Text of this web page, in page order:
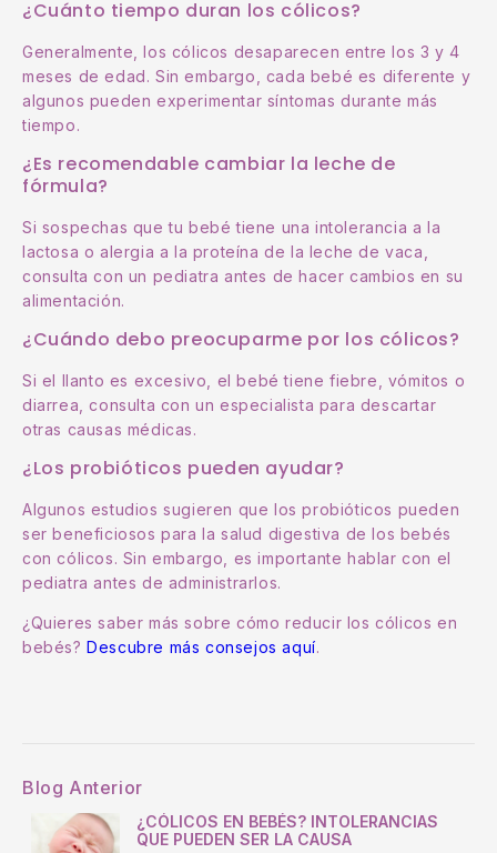
¿Cuánto tiempo duran los cólicos?
Generalmente, los cólicos desaparecen entre los 3 y 4
meses de edad. Sin embargo, cada bebé es diferente y
algunos pueden experimentar síntomas durante más
tiempo.
¿Es recomendable cambiar la leche de
fórmula?
Si sospechas que tu bebé tiene una intolerancia a la
lactosa o alergia a la proteína de la leche de vaca,
consulta con un pediatra antes de hacer cambios en su
alimentación.
¿Cuándo debo preocuparme por los cólicos?
Si el llanto es excesivo, el bebé tiene fiebre, vómitos o
diarrea, consulta con un especialista para descartar
otras causas médicas.
¿Los probióticos pueden ayudar?
Algunos estudios sugieren que los probióticos pueden
ser beneficiosos para la salud digestiva de los bebés
con cólicos. Sin embargo, es importante hablar con el
pediatra antes de administrarlos.
¿Quieres saber más sobre cómo reducir los cólicos en
bebés?Descubre más consejos aquí.
Blog Anterior
¿CÓLICOS EN BEBÉS? INTOLERANCIAS
QUE PUEDEN SER LA CAUSA